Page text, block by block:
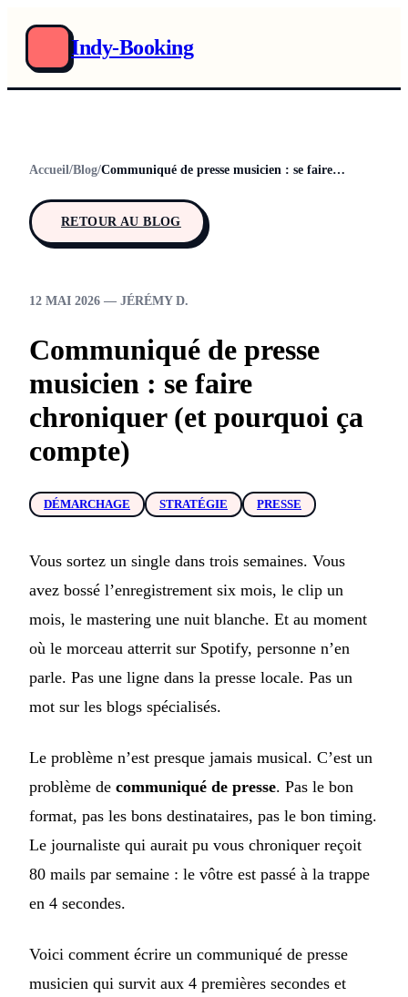
Indy-Booking
Accueil/Blog/ Communiqué de presse musicien : se faire chroniquer (et pourquoi ça compte)
RETOUR AU BLOG
12 MAI 2026 — JÉRÉMY D.
Communiqué de presse
musicien : se faire
chroniquer (et pourquoi ça
compte)
DÉMARCHAGE STRATÉGIE PRESSE
Vous sortez un single dans trois semaines. Vous
avez bossé l’enregistrement six mois, le clip un
mois, le mastering une nuit blanche. Et au moment
où le morceau atterrit sur Spotify, personne n’en
parle. Pas une ligne dans la presse locale. Pas un
mot sur les blogs spécialisés.
Le problème n’est presque jamais musical. C’est un
problème de communiqué de presse. Pas le bon
format, pas les bons destinataires, pas le bon timing.
Le journaliste qui aurait pu vous chroniquer reçoit
80 mails par semaine : le vôtre est passé à la trappe
en 4 secondes.
Voici comment écrire un communiqué de presse
musicien qui survit aux 4 premières secondes et